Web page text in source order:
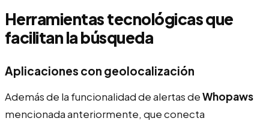
Herramientas tecnológicas que
facilitan la búsqueda
Aplicaciones con geolocalización
Además de la funcionalidad de alertas deWhopaws
mencionada anteriormente, que conecta